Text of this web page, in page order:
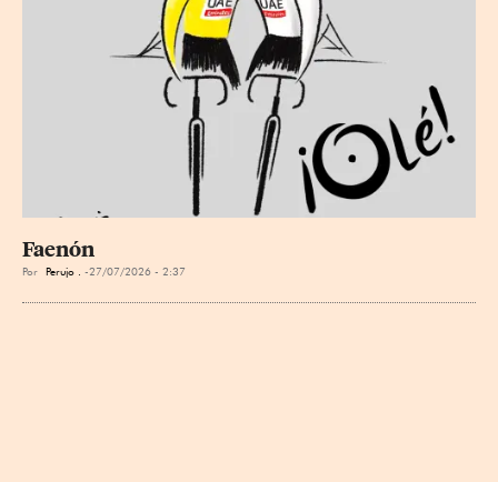
Faenón
Por Perujo . 27/07/2026 - 2:37